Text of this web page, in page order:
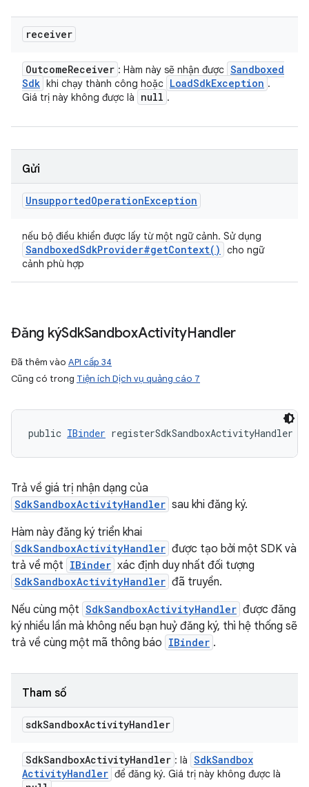
receiver
OutcomeReceiver : Hàm này sẽ nhận được Sandboxed
Sdk khi chạy thành công hoặc LoadSdkException .
Giá trị này không được là
null .
Gửi
UnsupportedOperationException
nếu bộ điều khiển được lấy từ một ngữ cảnh. Sử dụng
SandboxedSdkProvider#getContext( )
cho ngữ
cảnh phù hợp
Đăng kýSdkSandboxActivityHandler
Đã thêm vào API cấp 34
Cũng có trong Tiện ích Dịch vụ quảng cáo 7
public IBinder registerSdkSandboxActivityHandler (
Trả về giá trị nhận dạng của
SdkSandboxActivityHandler sau khi đăng ký.
Hàm này đăng ký triển khai
SdkSandboxActivityHandler được tạo bởi một SDK và
trả về một IBinder xác định duy nhất đối tượng
SdkSandboxActivityHandler đã truyền.
Nếu cùng một SdkSandboxActivityHandler được đăng
ký nhiều lần mà không nếu bạn huỷ đăng ký, thì hệ thống sẽ
trả về cùng một mã thông báo IBinder .
Tham số
sdkSandboxActivityHandler
SdkSandboxActivityHandler : là SdkSandbox
ActivityHandler để đăng ký. Giá trị này không được là